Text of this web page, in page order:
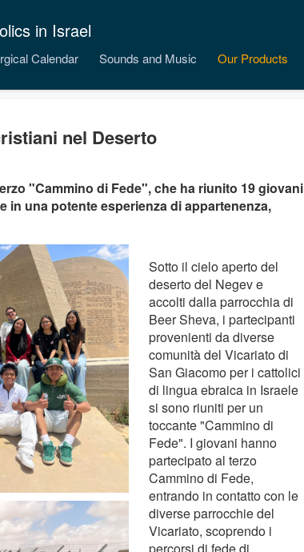
in Israel
Calendar Sounds and Music Our Products
nel Deserto
"Cammino di Fede", che ha riunito 19 giovani
in una potente esperienza di appartenenza,
Sotto il cielo aperto del
deserto del Negev e
accolti dalla parrocchia di
Beer Sheva, i partecipanti
provenienti da diverse
comunità del Vicariato di
San Giacomo per i cattolici
di lingua ebraica in Israele
si sono riuniti per un
toccante "Cammino di
Fede". I giovani hanno
partecipato al terzo
Cammino di Fede,
entrando in contatto con le
diverse parrocchie del
Vicariato, scoprendo i